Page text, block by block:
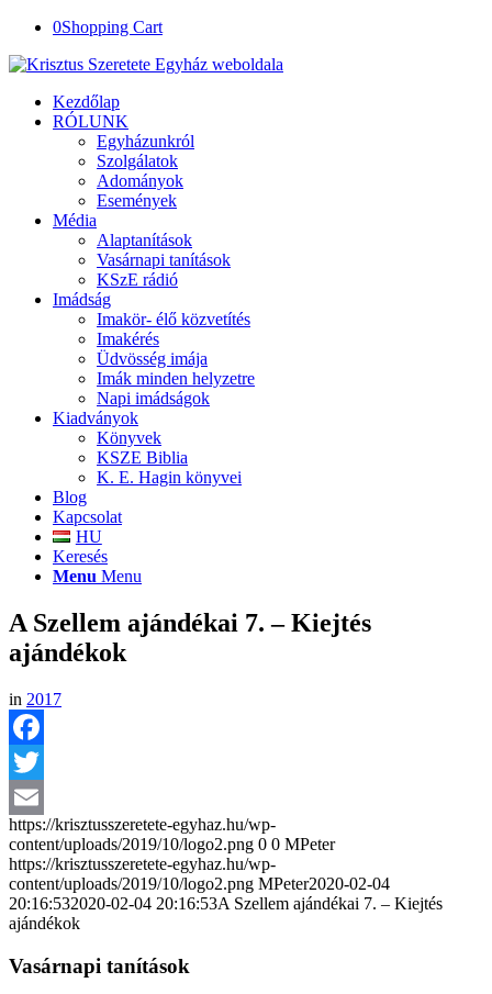
0Shopping Cart
Kezdőlap
RÓLUNK
Egyházunkról
Szolgálatok
Adományok
Események
Média
Alaptanítások
Vasárnapi tanítások
KSzE rádió
Imádság
Imakör- élő közvetítés
Imakérés
Üdvösség imája
Imák minden helyzetre
Napi imádságok
Kiadványok
Könyvek
KSZE Biblia
K. E. Hagin könyvei
Blog
Kapcsolat
HU
Keresés
Menu Menu
A Szellem ajándékai 7. – Kiejtés
ajándékok
in 2017
Facebook
Twitter
Email
https://krisztusszeretete-egyhaz.hu/wp-
content/uploads/2019/10/logo2.png 0 0 MPeter
https://krisztusszeretete-egyhaz.hu/wp-
content/uploads/2019/10/logo2.png MPeter2020-02-04
20:16:532020-02-04 20:16:53A Szellem ajándékai 7. – Kiejtés
ajándékok
Vasárnapi tanítások